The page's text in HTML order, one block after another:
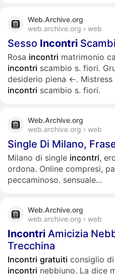
Web.Archive.org
web.archive.org › web
Sesso Incontri
Rosa incontri matrimonio
incontri scambio s. fiori.
desiderio piena ←.
incontri scambio s. fiori.
Web.Archive.org
web.archive.org › web
Single Di Milano,
Milano di single incontri,
ordona. Online compresi,
peccaminoso. sensuale...
Web.Archive.org
web.archive.org › web
Incontri Amicizia
Trecchina
Incontri gratuiti consiglio
incontri nebbiuno. La dice